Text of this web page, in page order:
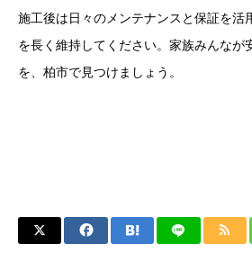
施工後は日々のメンテナンスと保証を活
を長く維持してください。家族みんなが
を、柏市で見つけましょう。